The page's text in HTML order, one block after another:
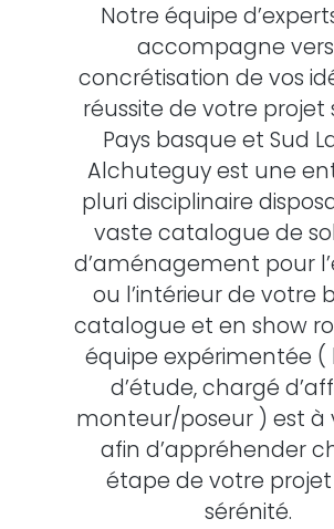
Notre équipe
accompagne
concrétisation de vos
réussite de votre projet
Pays basque et Sud
Alchuteguy est une
pluri disciplinaire
vaste catalogue de
d’aménagement pour
ou l’intérieur de votre
catalogue et en show
équipe expérimentée (
d’étude, chargé
monteur/poseur ) est à
afin d’appréhender
étape de votre
sérénité.